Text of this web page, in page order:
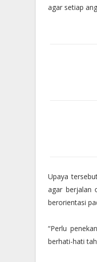
agar setiap
Upaya
agar berjalan
berorientasi
“Perlu
berhati-hati